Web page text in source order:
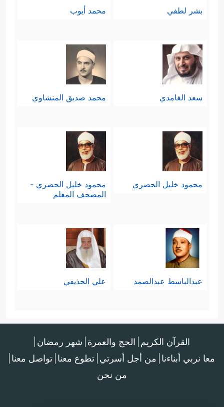
بشر لطفي محمد أيوب
سعد الغامدي محمد صديق المنشاوي
محمود خليل الحصري
محمود خليل الحصري -
المصحف المعلم
عبدالباسط عبدالصمد علي الحذيفي
القرآن الكريم الحج والعمرة شهر رمضان
معا نربي أبناءنا من أجل أسرتي تطوع معنا تواصل معنا
من نحن